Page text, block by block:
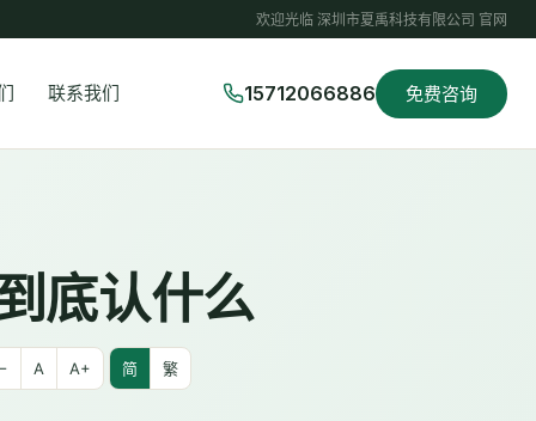
欢迎光临 深圳市夏禹科技有限公司 官网
联系我们 15712066886 免费咨询
底认什么
A A+ 简 繁